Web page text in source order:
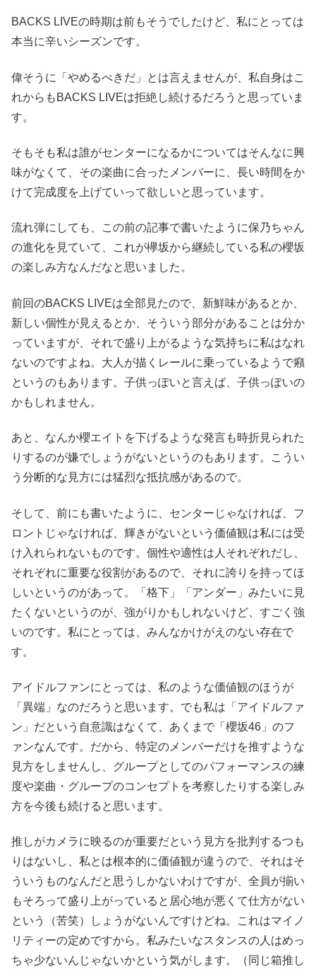
BACKS LIVEの時期は前もそうでしたけど、私にとっては
本当に辛いシーズンです。
偉そうに「やめるべきだ」とは言えませんが、私自身はこ
れからもBACKS LIVEは拒絶し続けるだろうと思っていま
す。
そもそも私は誰がセンターになるかについてはそんなに興
味がなくて、その楽曲に合ったメンバーに、長い時間をか
けて完成度を上げていって欲しいと思っています。
流れ弾にしても、この前の記事で書いたように保乃ちゃん
の進化を見ていて、これが欅坂から継続している私の櫻坂
の楽しみ方なんだなと思いました。
前回のBACKS LIVEは全部見たので、新鮮味があるとか、
新しい個性が見えるとか、そういう部分があることは分か
っていますが、それで盛り上がるような気持ちに私はなれ
ないのですよね。大人が描くレールに乗っているようで癪
というのもあります。子供っぽいと言えば、子供っぽいの
かもしれません。
あと、なんか櫻エイトを下げるような発言も時折見られた
りするのが嫌でしょうがないというのもあります。こうい
う分断的な見方には猛烈な抵抗感があるので。
そして、前にも書いたように、センターじゃなければ、フ
ロントじゃなければ、輝きがないという価値観は私には受
け入れられないものです。個性や適性は人それぞれだし、
それぞれに重要な役割があるので、それに誇りを持ってほ
しいというのがあって。「格下」「アンダー」みたいに見
たくないというのが、強がりかもしれないけど、すごく強
いのです。私にとっては、みんなかけがえのない存在で
す。
アイドルファンにとっては、私のような価値観のほうが
「異端」なのだろうと思います。でも私は「アイドルファ
ン」だという自意識はなくて、あくまで「櫻坂46」のフ
ァンなんです。だから、特定のメンバーだけを推すような
見方をしませんし、グループとしてのパフォーマンスの練
度や楽曲・グループのコンセプトを考察したりする楽しみ
方を今後も続けると思います。
推しがカメラに映るのが重要だという見方を批判するつも
りはないし、私とは根本的に価値観が違うので、それはそ
ういうものなんだと思うしかないわけですが、全員が揃い
もそろって盛り上がっていると居心地が悪くて仕方がない
という（苦笑）しょうがないんですけどね。これはマイノ
リティーの定めですから。私みたいなスタンスの人はめっ
ちゃ少ないんじゃないかという気がします。（同じ箱推し